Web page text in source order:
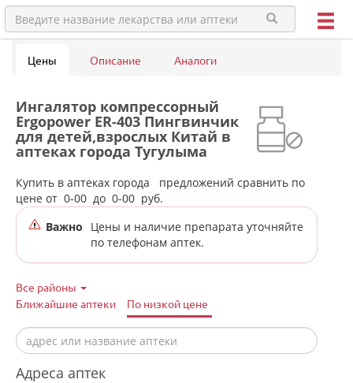
Цены Описание Аналоги
Ингалятор компрессорный
Ergopower ER-403 Пингвинчик
для детей,взрослых Китай в
аптеках города Тугулыма
Купить в аптеках города
предложений сравнить по
цене от 0-00 до 0-00 руб.
Важно
Цены и наличие препарата уточняйте
по телефонам аптек.
Все районы
Ближайшие аптеки
По низкой цене
Адреса аптек